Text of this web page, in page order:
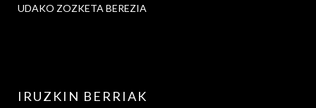
UDAKO ZOZKETA BEREZIA
IRUZKIN BERRIAK